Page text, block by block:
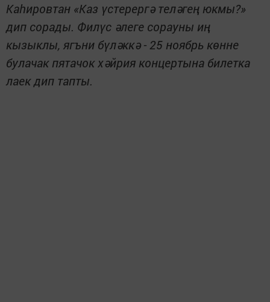
Каһировтан «Каз үстерергә теләгең юкмы?»
дип сорады. Филүс әлеге сорауны иң
кызыклы, ягъни бүләккә - 25 ноябрь көнне
булачак пятачок хәйрия концертына билетка
лаек дип тапты.